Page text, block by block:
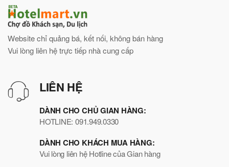
Website chỉ quảng bá, kết nối, không bán hàng
Vui lòng liên hệ trực tiếp nhà cung cấp
LIÊN HỆ
DÀNH CHO CHỦ GIAN HÀNG:
HOTLINE: 091.949.0330
DÀNH CHO KHÁCH MUA HÀNG:
Vui lòng liên hệ Hotline của Gian hàng